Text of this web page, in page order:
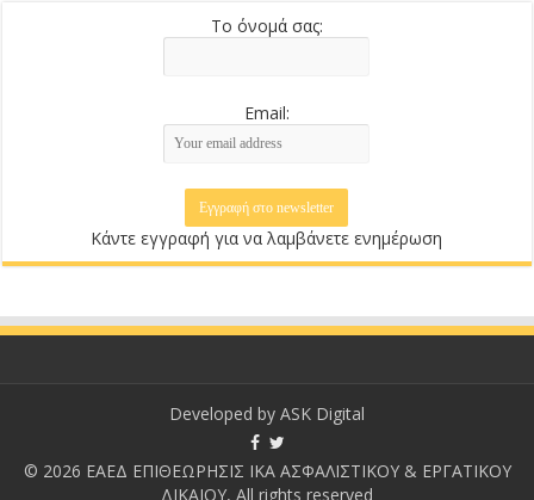
Το όνομά σας:
Email:
Κάντε εγγραφή για να λαμβάνετε ενημέρωση
Developed by ASK Digital
© 2026 ΕΑΕΔ ΕΠΙΘΕΩΡΗΣΙΣ ΙΚΑ ΑΣΦΑΛΙΣΤΙΚΟΥ & ΕΡΓΑΤΙΚΟΥ
ΔΙΚΑΙΟΥ, All rights reserved